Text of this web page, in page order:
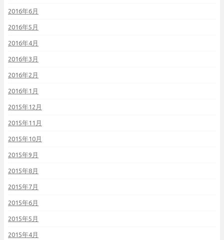
2016年6月
2016年5月
2016年4月
2016年3月
2016年2月
2016年1月
2015年12月
2015年11月
2015年10月
2015年9月
2015年8月
2015年7月
2015年6月
2015年5月
2015年4月